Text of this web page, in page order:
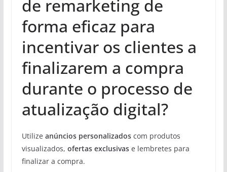
de remarketing de
forma eficaz para
incentivar os clientes a
finalizarem a compra
durante o processo de
atualização digital?
Utilize anúncios personalizadoscom produtos
visualizados, ofertas exclusivase lembretes para
finalizar a compra.